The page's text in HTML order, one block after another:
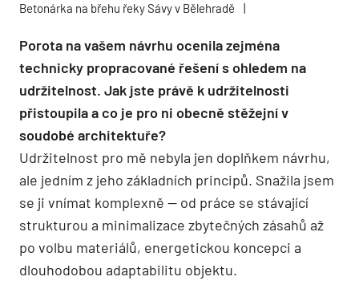
Betonárka na břehu řeky Sávy v Bělehradě
Porota na vašem návrhu ocenila zejména
technicky propracované řešení s ohledem na
udržitelnost. Jak jste právě k udržitelnosti
přistoupila a co je pro ni obecně stěžejní v
soudobé architektuře?
Udržitelnost pro mě nebyla jen doplňkem návrhu,
ale jedním z jeho základních principů. Snažila jsem
se ji vnímat komplexně — od práce se stávající
strukturou a minimalizace zbytečných zásahů až
po volbu materiálů, energetickou koncepci a
dlouhodobou adaptabilitu objektu.